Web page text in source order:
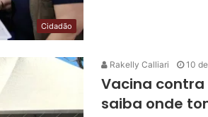
Cidadão
Rakelly Calliari 10
Vacina contra
saiba onde